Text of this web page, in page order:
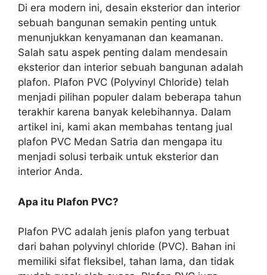
Di era modern ini, desain eksterior dan interior
sebuah bangunan semakin penting untuk
menunjukkan kenyamanan dan keamanan.
Salah satu aspek penting dalam mendesain
eksterior dan interior sebuah bangunan adalah
plafon. Plafon PVC (Polyvinyl Chloride) telah
menjadi pilihan populer dalam beberapa tahun
terakhir karena banyak kelebihannya. Dalam
artikel ini, kami akan membahas tentang jual
plafon PVC Medan Satria dan mengapa itu
menjadi solusi terbaik untuk eksterior dan
interior Anda.
Apa itu Plafon PVC?
Plafon PVC adalah jenis plafon yang terbuat
dari bahan polyvinyl chloride (PVC). Bahan ini
memiliki sifat fleksibel, tahan lama, dan tidak